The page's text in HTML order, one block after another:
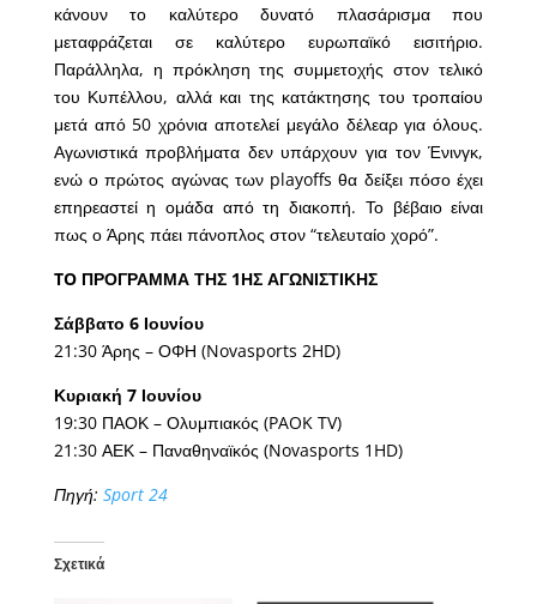
κάνουν το καλύτερο δυνατό πλασάρισμα που
μεταφράζεται σε καλύτερο ευρωπαϊκό εισιτήριο.
Παράλληλα, η πρόκληση της συμμετοχής στον τελικό
του Κυπέλλου, αλλά και της κατάκτησης του τροπαίου
μετά από 50 χρόνια αποτελεί μεγάλο δέλεαρ για όλους.
Αγωνιστικά προβλήματα δεν υπάρχουν για τον Ένινγκ,
ενώ ο πρώτος αγώνας των playoffs θα δείξει πόσο έχει
επηρεαστεί η ομάδα από τη διακοπή. Το βέβαιο είναι
πως ο Άρης πάει πάνοπλος στον “τελευταίο χορό”.
TO ΠΡΟΓΡΑΜΜΑ ΤΗΣ 1ΗΣ ΑΓΩΝΙΣΤΙΚΗΣ
Σάββατο 6 Ιουνίου
21:30 Άρης – ΟΦΗ (Novasports 2HD)
Κυριακή 7 Ιουνίου
19:30 ΠΑΟΚ – Ολυμπιακός (PAOK TV)
21:30 ΑΕΚ – Παναθηναϊκός (Novasports 1HD)
Πηγή: Sport 24
Σχετικά